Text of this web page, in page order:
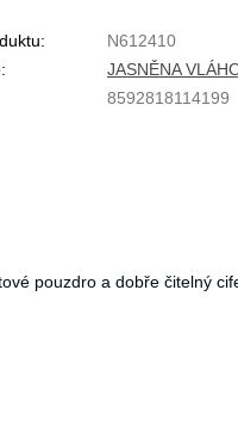
N612410
JASNĚNA
8592818114199
pouzdro a dobře čitelný